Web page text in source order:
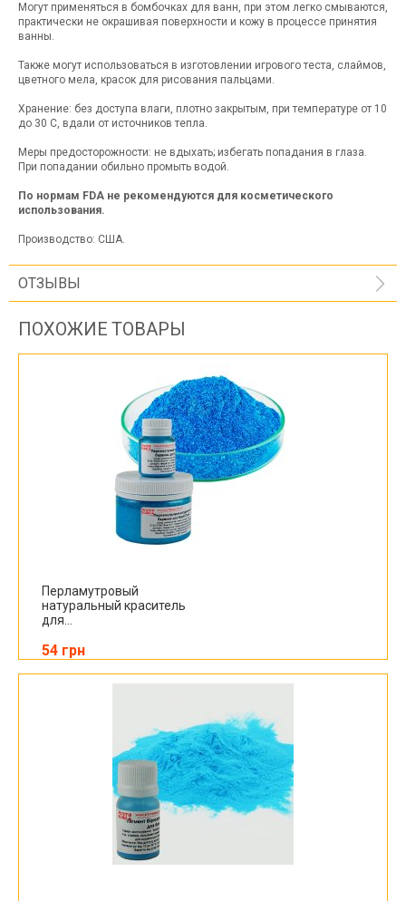
Могут применяться в бомбочках для ванн, при этом легко смываются,
практически не окрашивая поверхности и кожу в процессе принятия
ванны.
Также могут использоваться в изготовлении игрового теста, слаймов,
цветного мела, красок для рисования пальцами.
Хранение: без доступа влаги, плотно закрытым, при температуре от 10
до 30 С, вдали от источников тепла.
Меры предосторожности: не вдыхать; избегать попадания в глаза.
При попадании обильно промыть водой.
По нормам FDA не рекомендуются для косметического
использования.
Производство: США.
ОТЗЫВЫ
ПОХОЖИЕ ТОВАРЫ
Перламутровый
натуральный краситель
для...
54 грн